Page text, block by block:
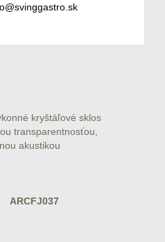
kryštáľové sklos
transparentnosťou,
akustikou
ARCFJ037